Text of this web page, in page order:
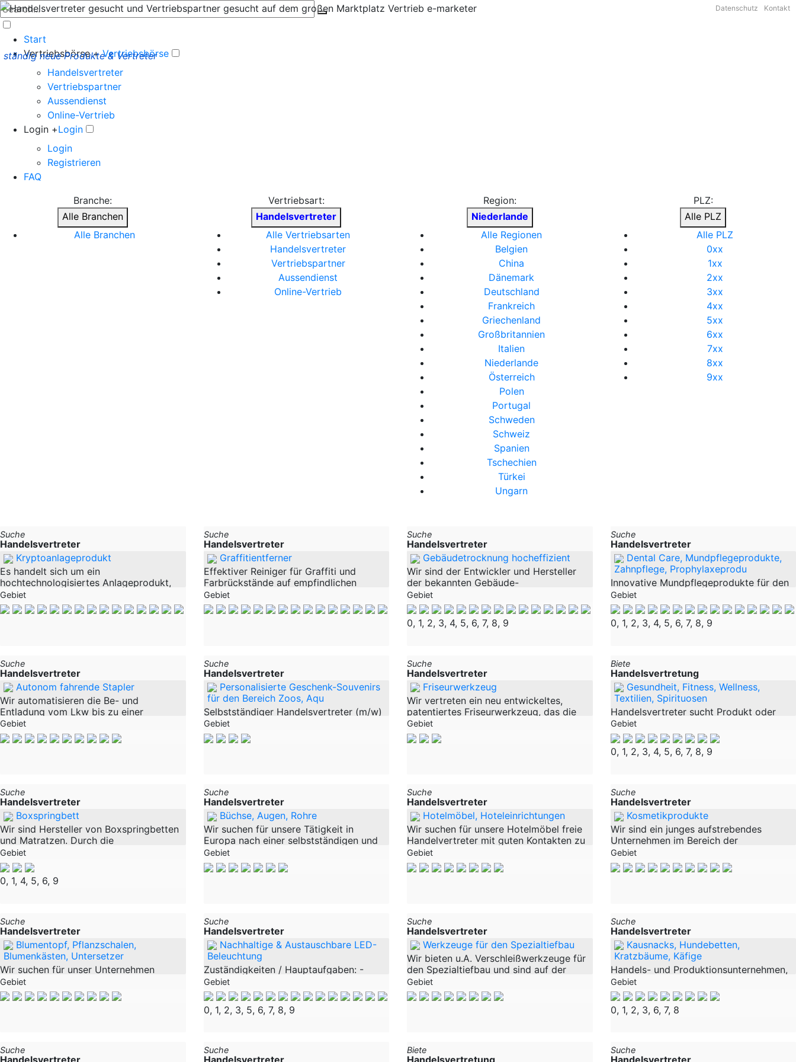
ständig neue Produkte & Vertreter
Datenschutz Kontakt
Start
Vertriebsbörse + Vertriebsbörse
Handelsvertreter
Vertriebspartner
Aussendienst
Online-Vertrieb
Login +Login
Login
Registrieren
FAQ
Branche:
Alle Branchen
Alle Branchen
Vertriebsart:
Handelsvertreter
Alle Vertriebsarten
Handelsvertreter
Vertriebspartner
Aussendienst
Online-Vertrieb
Region:
Niederlande
Alle Regionen
Belgien
China
Dänemark
Deutschland
Frankreich
Griechenland
Großbritannien
Italien
Niederlande
Österreich
Polen
Portugal
Schweden
Schweiz
Spanien
Tschechien
Türkei
Ungarn
PLZ:
Alle PLZ
Alle PLZ
0xx
1xx
2xx
3xx
4xx
5xx
6xx
7xx
8xx
9xx
Suche
Handelsvertreter
Kryptoanlageprodukt
Es handelt sich um ein
hochtechnologisiertes Anlageprodukt,
welches auf USD-gekoppelten
Stabilwährungen basiert und Kunden auf
sicherem Weg 17% APR ermöglicht.
Gebiet
Suche
Handelsvertreter
Graffitientferner
Effektiver Reiniger für Graffiti und
Farbrückstände auf empfindlichen
Oberflächen Dieser Reiniger eignet sich
hervorragend zur Entfernung von
Graffiti und Farbschmierereien auf
Gebiet
Suche
Handelsvertreter
Gebäudetrocknung hocheffizient
Wir sind der Entwickler und Hersteller
der bekannten Gebäude-
Trockenlegungstechnologie. Wir
produzieren diese wohl
fortschrittlichste, hochwirksame
Technologie seit vielen Jahren sehr
Gebiet
0, 1, 2, 3, 4, 5, 6, 7, 8, 9
Suche
Handelsvertreter
Dental Care, Mundpflegeprodukte,
Zahnpflege, Prophylaxeprodu
Innovative Mundpflegeprodukte für den
professionellen Einsatz in
Zahnarztpraxen, Kieferorthopädie,
Dentalhygiene und Apotheken. Gesucht
werden selbstständige Handelsvertreter
Gebiet
0, 1, 2, 3, 4, 5, 6, 7, 8, 9
Suche
Handelsvertreter
Autonom fahrende Stapler
Wir automatisieren die Be- und
Entladung vom Lkw bis zu einer
Transportlasten von bis zu 10 t ab dem
Stellplatz mit unserm autonom
fahrenden Staplern. Dabei gehört die
Gebiet
Suche
Handelsvertreter
Personalisierte Geschenk-Souvenirs
für den Bereich Zoos, Aqu
Selbstständiger Handelsvertreter (m/w)
– Bereich Zoos, Tierparks & Aquarien
Status: Selbstständiger
Handelsvertreter (m/w) Vergütung:
Gebiet
Suche
Handelsvertreter
Friseurwerkzeug
Wir vertreten ein neu entwickeltes,
patentiertes Friseurwerkzeug, das die
tägliche Arbeit im Salon revolutioniert –
einfach, effizient und praxisnah. Das
Besondere: - Made in Germany -
Gebiet
Biete
Handelsvertretung
Gesundheit, Fitness, Wellness,
Textilien, Spirituosen
Handelsvertreter sucht Produkt oder
Dienstleistung zur Vermarktung. Ich bin
selbständiger Handelsvertreter,seit 1994
im Vertrieb,Handel tätig und suche nach
einer neuen,lukrativen
Gebiet
0, 1, 2, 3, 4, 5, 6, 7, 8, 9
Suche
Handelsvertreter
Boxspringbett
Wir sind Hersteller von Boxspringbetten
und Matratzen. Durch die
hundertprozentige Herstellung sind wir
in der Lage deutschlandweit
Bettenfachhändler sowie Möbelhäuser
innerhalb von ca. 2 Wochen mit
Gebiet
0, 1, 4, 5, 6, 9
Suche
Handelsvertreter
Büchse, Augen, Rohre
Wir suchen für unsere Tätigkeit in
Europa nach einer selbstständigen und
qualifizierten Figur, die als
Handelsvertreter/in, der in der
Erweiterung des Kundenportfolios
Gebiet
Suche
Handelsvertreter
Hotelmöbel, Hoteleinrichtungen
Wir suchen für unsere Hotelmöbel freie
Handelvertreter mit guten Kontakten zu
Hotels und Restaurants wir fertigen
Hotel und Restauranteinrichtungen
Unser Lieferprogram deckt Hotel und
Gebiet
Suche
Handelsvertreter
Kosmetikprodukte
Wir sind ein junges aufstrebendes
Unternehmen im Bereich der
Naturkosmetik. Wir produzieren und
vertreiben Haut und Haarpflegemittel,
sowie Zubehör für den Klettersport.
Gebiet
Suche
Handelsvertreter
Blumentopf, Pflanzschalen,
Blumenkästen, Untersetzer
Wir suchen für unser Unternehmen
selbständige Handelsvertreter für den
Deutschlandweit Vertrieb unserer
Erzeugnisse. Wir sind ein Großhersteller
Gebiet
Suche
Handelsvertreter
Nachhaltige & Austauschbare LED-
Beleuchtung
Zuständigkeiten / Hauptaufgaben: -
Repräsentation unseres Unternehmens
bei Kunden und im Markt. - Sie
besuchen und betreuen unsere und Ihre
Kunden und verkaufen unser stetig
Gebiet
0, 1, 2, 3, 5, 6, 7, 8, 9
Suche
Handelsvertreter
Werkzeuge für den Spezialtiefbau
Wir bieten u.A. Verschleißwerkzeuge für
den Spezialtiefbau und sind auf der
Suchen nach neuen Vertriebswegen.
Hauptsächlich Wechselstollen und
Rundschaftmeißel. Auch wenn der Markt
Gebiet
Suche
Handelsvertreter
Kausnacks, Hundebetten,
Kratzbäume, Käfige
Handels- und Produktionsunternehmen,
das erfolgreich Marken aus den
Bereichen der Heimtierbranche
entwickelt und vertreibt. Seit über 29
Jahren setzen wir Maßstäbe in der
Gebiet
0, 1, 2, 3, 6, 7, 8
Suche Suche Biete Suche